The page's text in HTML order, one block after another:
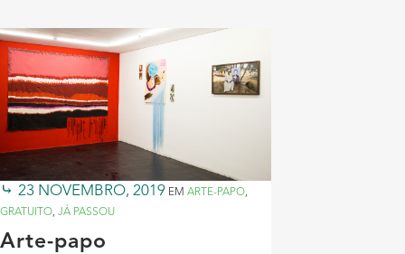
23 NOVEMBRO, 2019 EM ARTE-PAPO,
GRATUITO, JÁ PASSOU
Arte-papo